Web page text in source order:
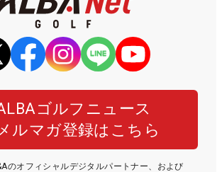
ゴルフニュース
ルマガ登録はこちら
のオフィシャルデジタルパートナー、および